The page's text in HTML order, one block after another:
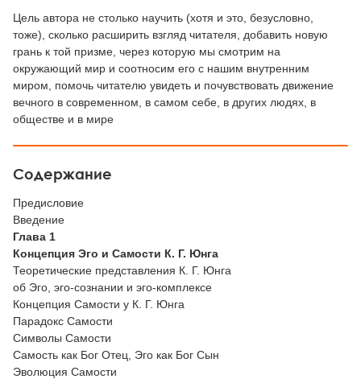
Цель автора не столько научить (хотя и это, безусловно,
тоже), сколько расширить взгляд читателя, добавить новую
грань к той призме, через которую мы смотрим на
окружающий мир и соотносим его с нашим внутренним
миром, помочь читателю увидеть и почувствовать движение
вечного в современном, в самом себе, в других людях, в
обществе и в мире
Содержание
Предисловие
Введение
Глава 1
Концепция Эго и Самости К. Г. Юнга
Теоретические представления К. Г. Юнга
об Эго, эго-сознании и эго-комплексе
Концепция Самости у К. Г. Юнга
Парадокс Самости
Символы Самости
Самость как Бог Отец, Эго как Бог Сын
Эволюция Самости